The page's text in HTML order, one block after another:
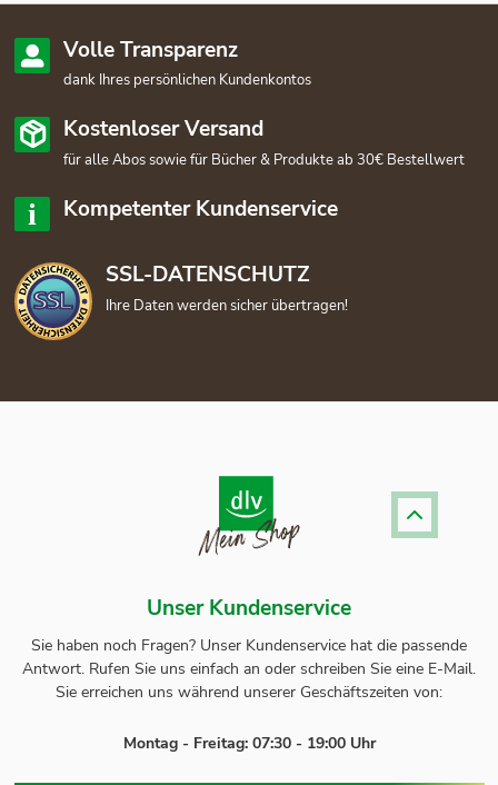
Volle Transparenz
dank Ihres persönlichen Kundenkontos
Kostenloser Versand
für alle Abos sowie für Bücher & Produkte ab 30€ Bestellwert
Kompetenter Kundenservice
SSL-DATENSCHUTZ
Ihre Daten werden sicher übertragen!
Unser Kundenservice
Sie haben noch Fragen? Unser Kundenservice hat die passende
Antwort. Rufen Sie uns einfach an oder schreiben Sie eine E-Mail.
Sie erreichen uns während unserer Geschäftszeiten von:
Montag - Freitag: 07:30 - 19:00 Uhr